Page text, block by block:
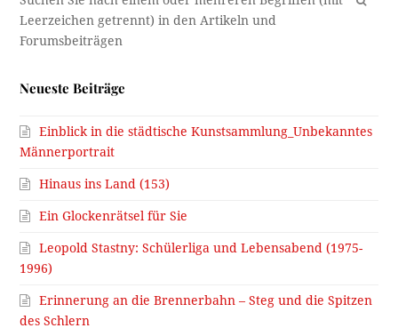
Neueste Beiträge
Einblick in die städtische Kunstsammlung_Unbekanntes
Männerportrait
Hinaus ins Land (153)
Ein Glockenrätsel für Sie
Leopold Stastny: Schülerliga und Lebensabend (1975-
1996)
Erinnerung an die Brennerbahn – Steg und die Spitzen
des Schlern